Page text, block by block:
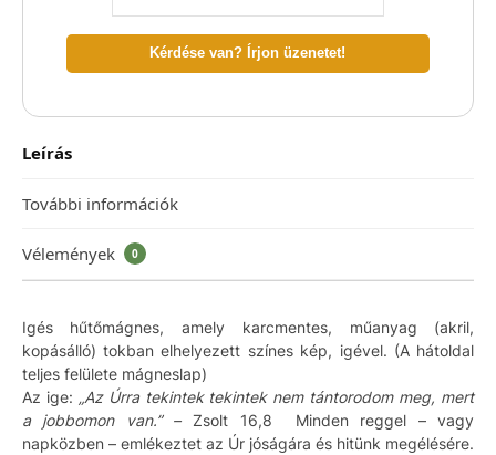
Kérdése van? Írjon üzenetet!
Leírás
További információk
Vélemények 0
Igés hűtőmágnes, amely karcmentes, műanyag (akril,
kopásálló) tokban elhelyezett színes kép, igével. (A hátoldal
teljes felülete mágneslap)
Az ige: „Az Úrra tekintek tekintek nem tántorodom meg, mert
a jobbomon van.” – Zsolt 16,8 Minden reggel – vagy
napközben – emlékeztet az Úr jóságára és hitünk megélésére.